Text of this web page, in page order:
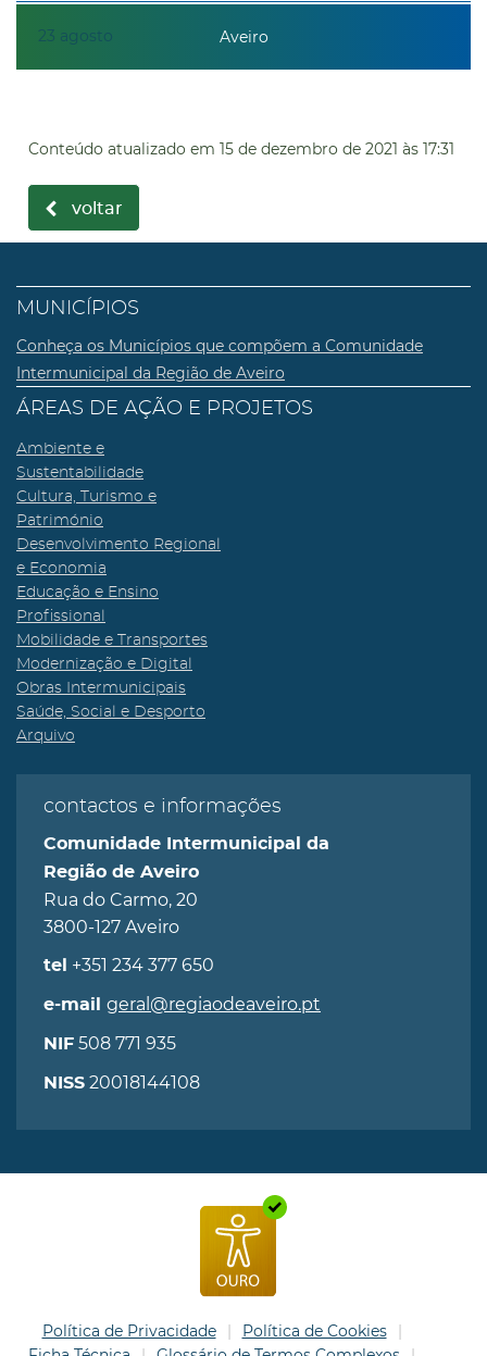
23 agosto Aveiro
Conteúdo atualizado em 15 de dezembro de 2021 às 17:31
voltar
MUNICÍPIOS
Conheça os Municípios que compõem a Comunidade
Intermunicipal da Região de Aveiro
ÁREAS DE AÇÃO E PROJETOS
Ambiente e
Sustentabilidade
Cultura, Turismo e
Património
Desenvolvimento Regional
e Economia
Educação e Ensino
Profissional
Mobilidade e Transportes
Modernização e Digital
Obras Intermunicipais
Saúde, Social e Desporto
Arquivo
contactos e informações
Comunidade Intermunicipal da
Região de Aveiro
Rua do Carmo, 20
3800-127 Aveiro
tel +351 234 377 650
e-mail geral@regiaodeaveiro.pt
NIF 508 771 935
NISS 20018144108
Política de Privacidade
Política de Cookies